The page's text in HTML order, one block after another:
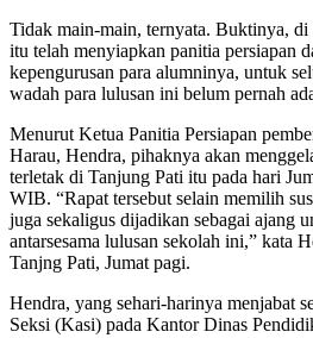
Tidak main-main, ternyata. Buktinya, di
itu telah menyiapkan panitia persiapan
kepengurusan para alumninya, untuk
wadah para lulusan ini belum pernah
Menurut Ketua Panitia Persiapan
Harau, Hendra, pihaknya akan
terletak di Tanjung Pati itu pada hari
WIB. “Rapat tersebut selain memilih
juga sekaligus dijadikan sebagai ajang
antarsesama lulusan sekolah ini,” kata
Tanjng Pati, Jumat pagi.
Hendra, yang sehari-harinya menjabat
Seksi (Kasi) pada Kantor Dinas